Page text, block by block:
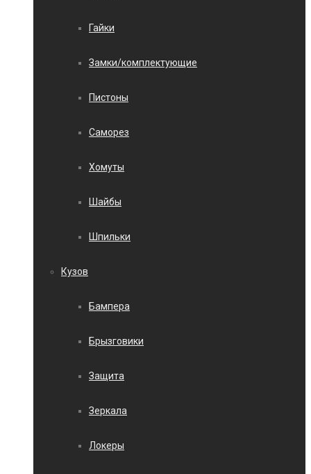
Гайки
Замки/комплектующие
Пистоны
Саморез
Хомуты
Шайбы
Шпильки
Кузов
Бампера
Брызговики
Защита
Зеркала
Локеры